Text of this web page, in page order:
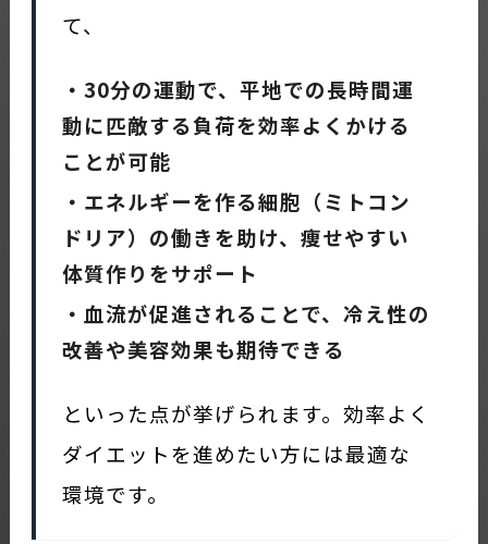
て、
・30分の運動で、平地での長時間運
動に匹敵する負荷を効率よくかける
ことが可能
・エネルギーを作る細胞（ミトコン
ドリア）の働きを助け、痩せやすい
体質作りをサポート
・血流が促進されることで、冷え性の
改善や美容効果も期待できる
といった点が挙げられます。効率よく
ダイエットを進めたい方には最適な
環境です。